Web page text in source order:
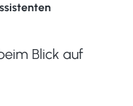
Blick auf